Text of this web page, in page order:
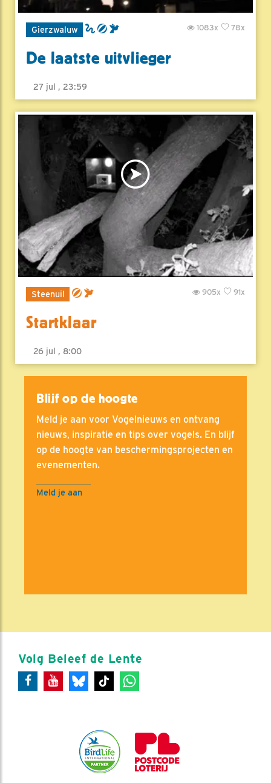
Gierzwaluw 78x
1083x
De laatste uitvlieger
27 jul , 23:59
Steenuil 91x
905x
Startklaar
26 jul , 8:00
Blijf op de hoogte
Meld je aan voor Vogelnieuws en ontvang
nieuws, inspiratie en tips over vogels. En blijf
op de hoogte van beschermingsprojecten en
evenementen.
Meld je aan
Volg Beleef de Lente